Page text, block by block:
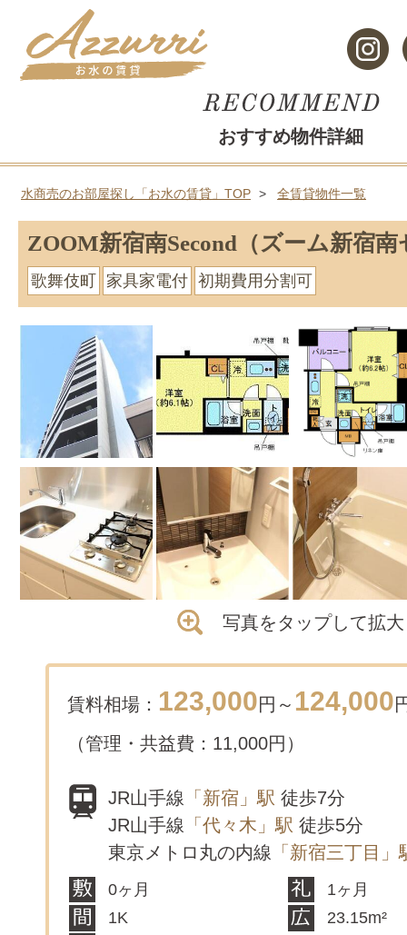
おすすめ物件詳細
水商売のお部屋探し「お水の賃貸」TOP 全賃貸物件一覧
ZOOM新宿南Second（ズーム新宿
歌舞伎町 家具家電付 初期費用分割可
写真をタップして拡大
賃料相場： 123,000円～ 124,000
（管理・共益費：11,000円）
JR山手線 「新宿」駅 徒歩7分
JR山手線 「代々木」駅 徒歩5分
東京メトロ丸の内線 「新宿三丁目」
0ヶ月
1ヶ月
1K
23.15m²